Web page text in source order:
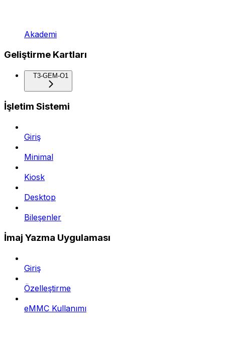
Akademi
Geliştirme Kartları
T3-GEM-O1
İşletim Sistemi
Giriş
Minimal
Kiosk
Desktop
Bileşenler
İmaj Yazma Uygulaması
Giriş
Özelleştirme
eMMC Kullanımı